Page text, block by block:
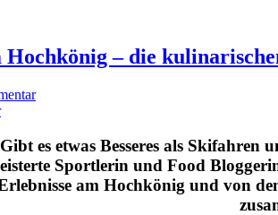
Hochkönig – die
Gibt es etwas Besseres als Skifahren
Sportlerin und Food
am Hochkönig und von